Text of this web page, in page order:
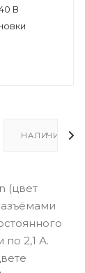
В
НАЛИЧИЕ
(цвет
2,1 А.